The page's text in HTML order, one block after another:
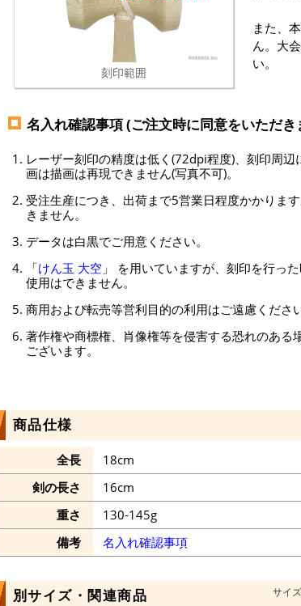
刻印範囲
また、
ん。大
い。
名入れ確認事項 (ご注文時に同意をいただき
レーザー刻印の精度は低く(72dpi程度)、刻印周
画は描画は再現できません(写真不可)。
受注生産につき、出荷まで5営業日程度かかりま
きません。
データは白黒でご用意ください。
「けん玉 大空 」 を用いていますが、刻印を行っ
使用はできません。
商用および転売等営利目的の利用はご遠慮ください
著作権や商標権、肖像権等を侵害する恐れのあ
ございます。
商品仕様
全長
18cm
剣の長さ
16cm
重さ
130-145g
備考
名入れ確認事項
別サイズ・関連商品 サイ